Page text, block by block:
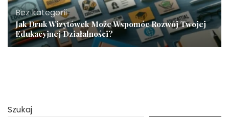
Bez kategorii
Jak Druk Wizytówek Może Wspomóc Rozwój Twojej
Edukacyjnej Działalności?
Szukaj